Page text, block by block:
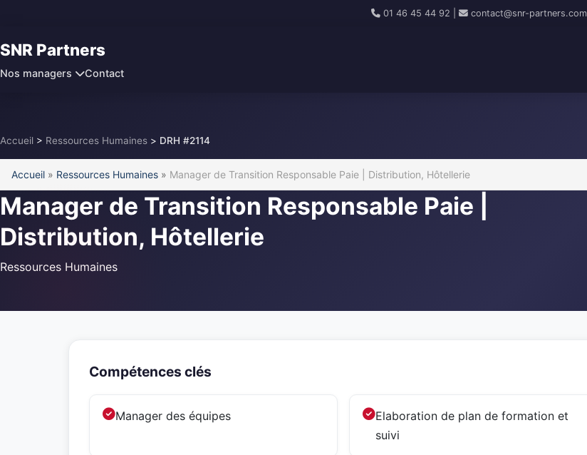
01 46 45 44 92 contact@snr-partners.com
SNR Partners
Nos managers Contact
Accueil > Ressources Humaines > DRH #2114
Accueil » Ressources Humaines » Manager de Transition Responsable Paie | Distribution, Hôtellerie
Manager de Transition Responsable Paie |
Distribution, Hôtellerie
Ressources Humaines
Compétences clés
Manager des équipes
Elaboration de plan de formation et
suivi